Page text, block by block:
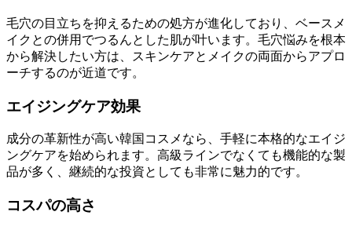
毛穴の目立ちを抑えるための処方が進化しており、ベースメ
イクとの併用でつるんとした肌が叶います。毛穴悩みを根本
から解決したい方は、スキンケアとメイクの両面からアプロ
ーチするのが近道です。
エイジングケア効果
成分の革新性が高い韓国コスメなら、手軽に本格的なエイジ
ングケアを始められます。高級ラインでなくても機能的な製
品が多く、継続的な投資としても非常に魅力的です。
コスパの高さ